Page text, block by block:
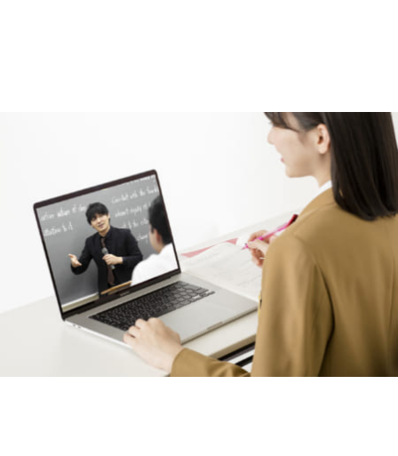
京進の大学受験TOPΣ生のみが入れるよう、校舎の入口はセキ
ュリティカード（入室時に配布）で開錠する仕組みになってい
ます。希望者には防犯ブザーも無料で配付しています。